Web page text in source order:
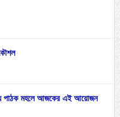
পাঠক মহলে আজকের এই আয়োজন